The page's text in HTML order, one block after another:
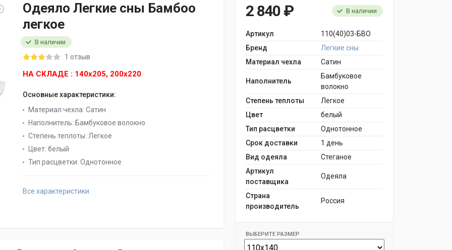
Одеяло Легкие сны Бамбоо
легкое
1 отзыв
В наличии
НА СКЛАДЕ : 140x205, 200x220
Основные характеристики:
Материал чехла: Сатин
Наполнитель: Бамбуковое волокно
Степень теплоты: Легкое
Цвет: белый
Тип расцветки: Однотонное
Все характеристики
2 840 ₽ В наличии
Артикул
110(40)03-БВО
Бренд
Легкие сны
Материал чехла
Сатин
Наполнитель
Бамбуковое
волокно
Степень теплоты
Легкое
Цвет
белый
Тип расцветки
Однотонное
Срок доставки
1 день
Вид одеяла
Стеганое
Артикул
поставщика
Одеяла
Страна
производитель
Россия
ВЫБЕРИТЕ РАЗМЕР